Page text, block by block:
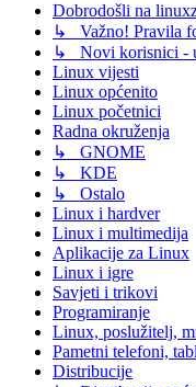
Dobrodošli na
↳ Važno! Pravila
↳ Novi korisnici -
Linux vijesti
Linux općenito
Linux početnici
Radna okruženja
↳ GNOME
↳ KDE
↳ Ostalo
Linux i hardver
Linux i multimedija
Aplikacije za Linux
Linux i igre
Savjeti i trikovi
Programiranje
Linux, poslužitelj,
Pametni telefoni,
Distribucije